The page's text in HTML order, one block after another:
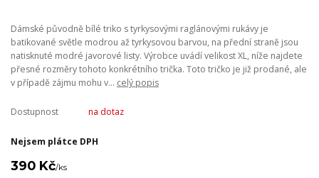
Dámské původně bílé triko s tyrkysovými raglánovými rukávy je
batikované světle modrou až tyrkysovou barvou, na přední straně jsou
natisknuté modré javorové listy. Výrobce uvádí velikost XL, níže najdete
přesné rozměry tohoto konkrétního trička. Toto tričko je již prodané, ale
v případě zájmu mohu v... celý popis
Dostupnost na dotaz
Nejsem plátce DPH
390 Kč/ks